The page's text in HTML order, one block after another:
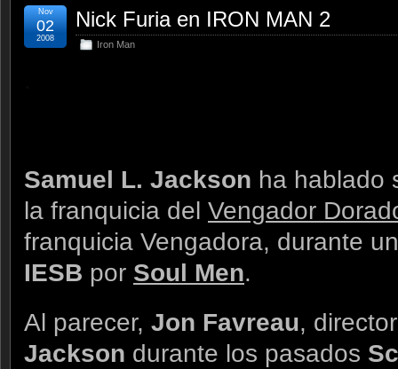
Nick Furia en IRON MAN 2
Iron Man
Nov
02
2008
Samuel L. Jackson ha hablado
la franquicia del Vengador
franquicia Vengadora, durante
IESB por Soul Men.
Al parecer, Jon Favreau,
Jackson durante los pasados